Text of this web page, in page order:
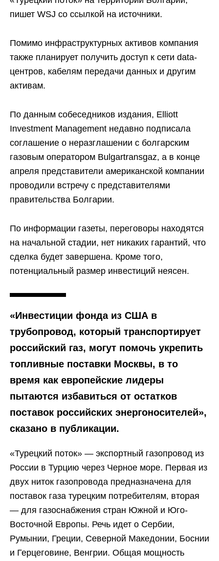
пишет WSJ со ссылкой на источники.
Помимо инфраструктурных активов компания
также планирует получить доступ к сети data-
центров, кабелям передачи данных и другим
активам.
По данным собеседников издания, Elliott
Investment Management недавно подписала
соглашение о неразглашении с болгарским
газовым оператором Bulgartransgaz, а в конце
апреля представители американской компании
проводили встречу с представителями
правительства Болгарии.
По информации газеты, переговоры находятся
на начальной стадии, нет никаких гарантий, что
сделка будет завершена. Кроме того,
потенциальный размер инвестиций неясен.
«Инвестиции фонда из США в
трубопровод, который транспортирует
российский газ, могут помочь укрепить
топливные поставки Москвы, в то
время как европейские лидеры
пытаются избавиться от остатков
поставок российских энергоносителей»,
сказано в публикации.
«Турецкий поток» — экспортный газопровод из
России в Турцию через Черное море. Первая из
двух ниток газопровода предназначена для
поставок газа турецким потребителям, вторая
— для газоснабжения стран Южной и Юго-
Восточной Европы. Речь идет о Сербии,
Румынии, Греции, Северной Македонии, Боснии
и Герцеговине, Венгрии. Общая мощность